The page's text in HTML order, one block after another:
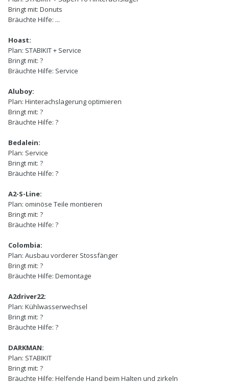
Bringt mit: Donuts
Bräuchte Hilfe: ...
Hoast:
Plan: STABIKIT + Service
Bringt mit: ?
Bräuchte Hilfe: Service
Aluboy:
Plan: Hinterachslagerung optimieren
Bringt mit: ?
Bräuchte Hilfe: ?
Bedalein:
Plan: Service
Bringt mit: ?
Bräuchte Hilfe: ?
A2-S-Line:
Plan: ominöse Teile montieren
Bringt mit: ?
Bräuchte Hilfe: ?
Colombia:
Plan: Ausbau vorderer Stossfänger
Bringt mit: ?
Bräuchte Hilfe: Demontage
A2driver22:
Plan: Kühlwasserwechsel
Bringt mit: ?
Bräuchte Hilfe: ?
DARKMAN:
Plan: STABIKIT
Bringt mit: ?
Bräuchte Hilfe: Helfende Hand beim Halten und zirkeln